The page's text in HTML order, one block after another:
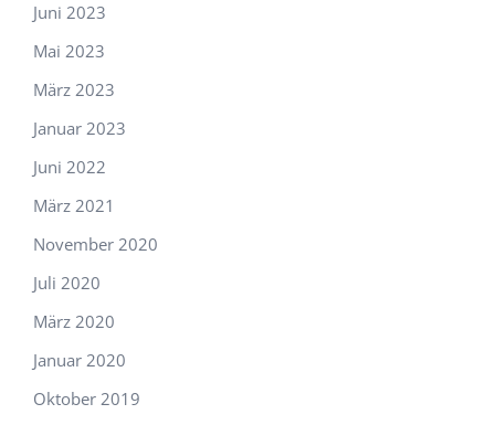
Juni 2023
Mai 2023
März 2023
Januar 2023
Juni 2022
März 2021
November 2020
Juli 2020
März 2020
Januar 2020
Oktober 2019